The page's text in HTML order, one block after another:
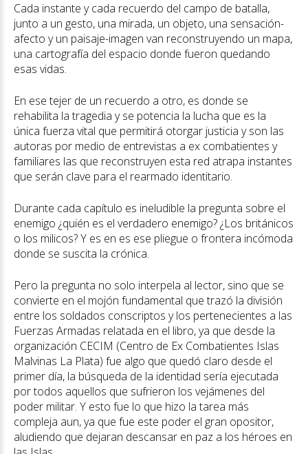
Cada instante y cada recuerdo del campo de batalla,
junto a un gesto, una mirada, un objeto, una sensación-
afecto y un paisaje-imagen van reconstruyendo un mapa,
una cartografía del espacio donde fueron quedando
esas vidas.
En ese tejer de un recuerdo a otro, es donde se
rehabilita la tragedia y se potencia la lucha que es la
única fuerza vital que permitirá otorgar justicia y son las
autoras por medio de entrevistas a ex combatientes y
familiares las que reconstruyen esta red atrapa instantes
que serán clave para el rearmado identitario.
Durante cada capítulo es ineludible la pregunta sobre el
enemigo ¿quién es el verdadero enemigo? ¿Los británicos
o los milicos? Y es en es ese pliegue o frontera incómoda
donde se suscita la crónica.
Pero la pregunta no solo interpela al lector, sino que se
convierte en el mojón fundamental que trazó la división
entre los soldados conscriptos y los pertenecientes a las
Fuerzas Armadas relatada en el libro, ya que desde la
organización CECIM (Centro de Ex Combatientes Islas
Malvinas La Plata) fue algo que quedó claro desde el
primer día, la búsqueda de la identidad sería ejecutada
por todos aquellos que sufrieron los vejámenes del
poder militar. Y esto fue lo que hizo la tarea más
compleja aun, ya que fue este poder el gran opositor,
aludiendo que dejaran descansar en paz a los héroes en